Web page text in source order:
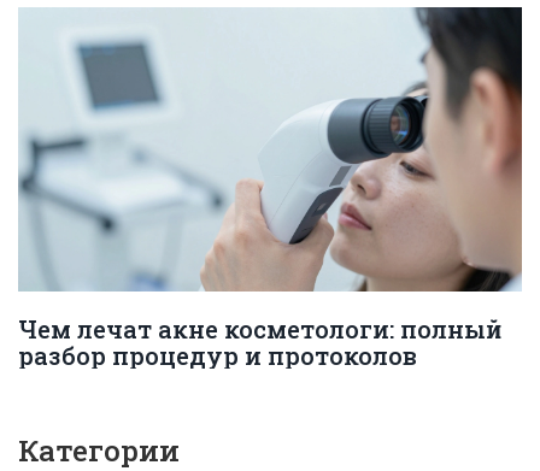
Чем лечат акне косметологи: полный
разбор процедур и протоколов
Категории